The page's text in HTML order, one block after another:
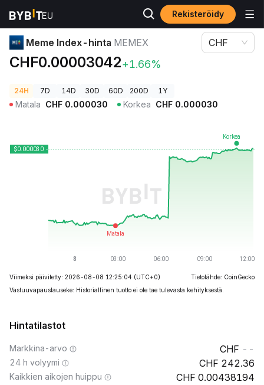
Rekisteröidy
Kryptohinnat Meme Index-hinta MEMEX
Meme Index-hinta MEMEX
CHF0.00003042+1.66%
CHF
24H 7D 14D 30D 60D 200D 1Y
Matala CHF 0.000030 Korkea CHF 0.000030
Viimeksi päivitetty: 2026-08-08 12:25:04 (UTC+0)
Tietolähde: CoinGecko
Vastuuvapauslauseke: Historiallinen tuotto ei ole tae tulevasta kehityksestä.
Hintatilastot
Markkina-arvo --
24 h volyymi 242.36
Kaikkien aikojen huippu 0.00438194